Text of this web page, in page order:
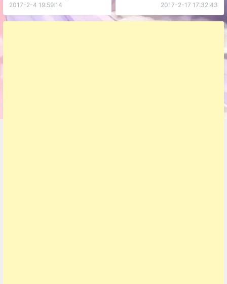
2017-2-4 19:59:14 2017-2-17 17:32:43